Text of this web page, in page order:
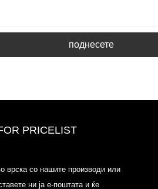
поднесете
PRICELIST
врска со нашите производи или
ни ја е-поштата и ќе
Одауел-